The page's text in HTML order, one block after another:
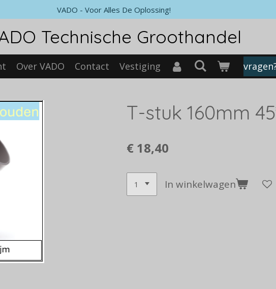
VADO - Voor Alles De Oplossing!
Technische Groothandel
Over VADO Contact Vestiging
T-stuk 160mm
€ 18,40
In winkelwagen